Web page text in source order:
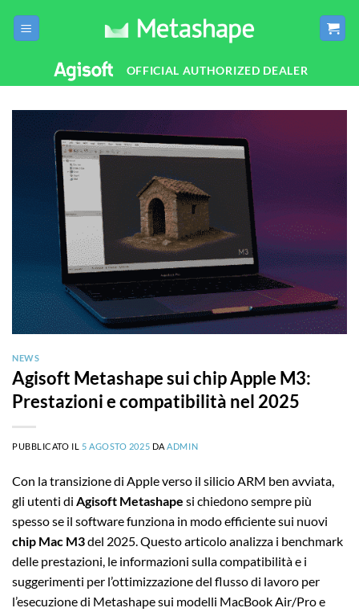
OFFICIAL AUTHORIZED DEALER
NEWS
Agisoft Metashape sui chip Apple M3:
Prestazioni e compatibilità nel 2025
PUBBLICATO IL 5 AGOSTO 2025 DAADMIN
Con la transizione di Apple verso il silicio ARM ben avviata,
gli utenti di Agisoft Metashape si chiedono sempre più
spesso se il software funziona in modo efficiente sui nuovi
chip Mac M3del 2025. Questo articolo analizza i benchmark
delle prestazioni, le informazioni sulla compatibilità e i
suggerimenti per l’ottimizzazione del flusso di lavoro per
l’esecuzione di Metashape sui modelli MacBook Air/Pro e